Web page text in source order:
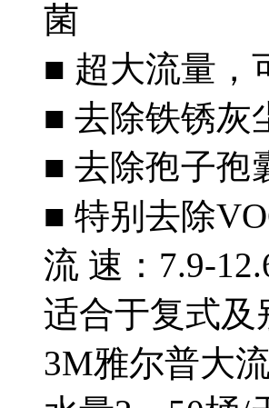
菌
■ 超大流量，
■ 去除铁锈灰
■ 去除孢子孢
■ 特别去除
流 速：7.9-
适合于复式及
3M雅尔普大